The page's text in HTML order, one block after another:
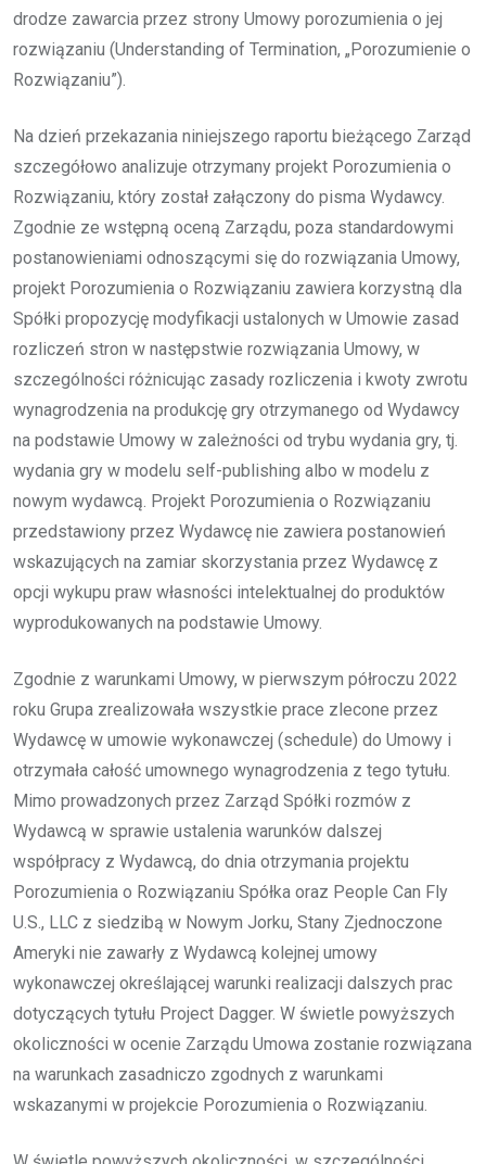
drodze zawarcia przez strony Umowy porozumienia o jej
rozwiązaniu (Understanding of Termination, „Porozumienie o
Rozwiązaniu”).
Na dzień przekazania niniejszego raportu bieżącego Zarząd
szczegółowo analizuje otrzymany projekt Porozumienia o
Rozwiązaniu, który został załączony do pisma Wydawcy.
Zgodnie ze wstępną oceną Zarządu, poza standardowymi
postanowieniami odnoszącymi się do rozwiązania Umowy,
projekt Porozumienia o Rozwiązaniu zawiera korzystną dla
Spółki propozycję modyfikacji ustalonych w Umowie zasad
rozliczeń stron w następstwie rozwiązania Umowy, w
szczególności różnicując zasady rozliczenia i kwoty zwrotu
wynagrodzenia na produkcję gry otrzymanego od Wydawcy
na podstawie Umowy w zależności od trybu wydania gry, tj.
wydania gry w modelu self-publishing albo w modelu z
nowym wydawcą. Projekt Porozumienia o Rozwiązaniu
przedstawiony przez Wydawcę nie zawiera postanowień
wskazujących na zamiar skorzystania przez Wydawcę z
opcji wykupu praw własności intelektualnej do produktów
wyprodukowanych na podstawie Umowy.
Zgodnie z warunkami Umowy, w pierwszym półroczu 2022
roku Grupa zrealizowała wszystkie prace zlecone przez
Wydawcę w umowie wykonawczej (schedule) do Umowy i
otrzymała całość umownego wynagrodzenia z tego tytułu.
Mimo prowadzonych przez Zarząd Spółki rozmów z
Wydawcą w sprawie ustalenia warunków dalszej
współpracy z Wydawcą, do dnia otrzymania projektu
Porozumienia o Rozwiązaniu Spółka oraz People Can Fly
U.S., LLC z siedzibą w Nowym Jorku, Stany Zjednoczone
Ameryki nie zawarły z Wydawcą kolejnej umowy
wykonawczej określającej warunki realizacji dalszych prac
dotyczących tytułu Project Dagger. W świetle powyższych
okoliczności w ocenie Zarządu Umowa zostanie rozwiązana
na warunkach zasadniczo zgodnych z warunkami
wskazanymi w projekcie Porozumienia o Rozwiązaniu.